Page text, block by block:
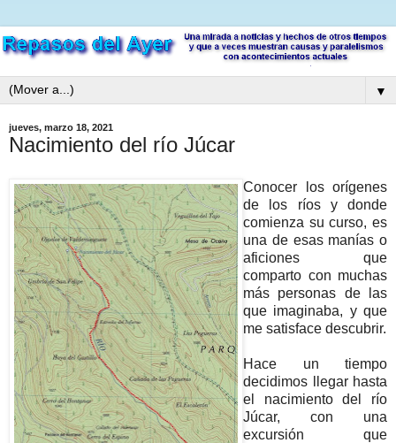
▼
jueves, marzo 18, 2021
Nacimiento del río Júcar
Conocer los orígenes
de los ríos y donde
comienza su curso, es
una de esas manías o
aficiones que
comparto con muchas
más personas de las
que imaginaba, y que
me satisface descubrir.
Hace un tiempo
decidimos llegar hasta
el nacimiento del río
Júcar, con una
excursión que